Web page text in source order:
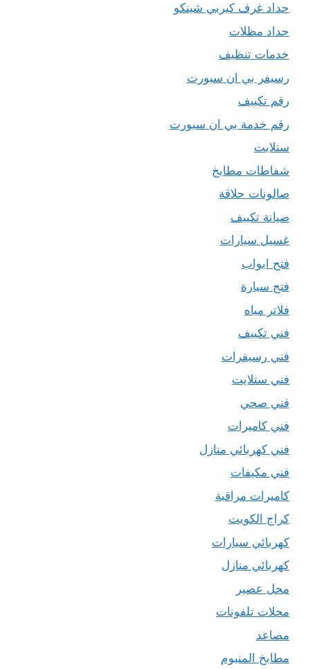
حداد غرف كيربي شينكو
حداد مظلات
خدمات تنظيف
رسيفر بي ان سبورت
رقم تكييف
رقم خدمة بي ان سبورت
ستلايت
شفاطات مطابخ
صالونات حلاقة
صيانة تكييف
غسيل سيارات
فتح ابواب
فتح سيارة
فلاتر مياه
فني تكييف
فني رسيفرات
فني ستلايت
فني صحي
فني كاميرات
فني كهربائي منازل
فني مكيفات
كاميرات مراقبة
كراج الكويت
كهربائي سيارات
كهربائي منازل
محل عصير
محلات تلفونات
مصاعد
مطابخ المنيوم